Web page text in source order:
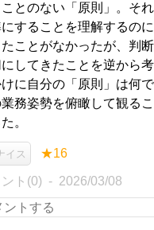
とのない「原則」。そ
することを理解するの
ことがなかったが、判
してきたことを逆から
けに自分の「原則」は何
務姿勢を俯瞰して観る
。
イス ★16
ント(0) 2026/03/08